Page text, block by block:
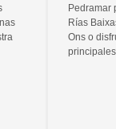
Pedramar
Rías
Ons o